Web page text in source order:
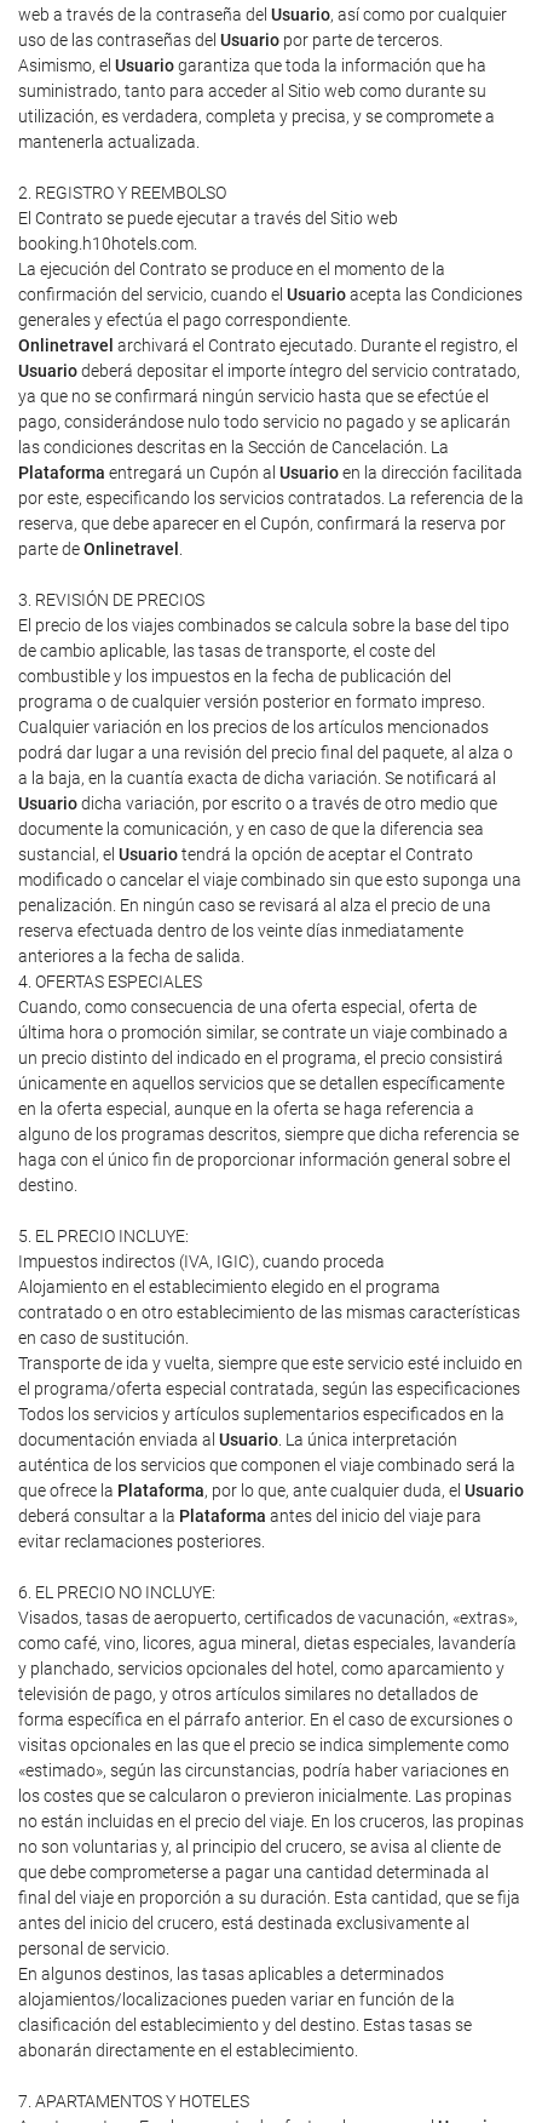
web a través de la contraseña del Usuario, así como por cualquier
uso de las contraseñas del Usuario por parte de terceros.
Asimismo, el Usuariogarantiza que toda la información que ha
suministrado, tanto para acceder al Sitio web como durante su
utilización, es verdadera, completa y precisa, y se compromete a
mantenerla actualizada.
2. REGISTRO Y REEMBOLSO
El Contrato se puede ejecutar a través del Sitio web
booking.h10hotels.com.
La ejecución del Contrato se produce en el momento de la
confirmación del servicio, cuando el Usuarioacepta las Condiciones
generales y efectúa el pago correspondiente.
Onlinetravel archivará el Contrato ejecutado. Durante el registro, el
Usuariodeberá depositar el importe íntegro del servicio contratado,
ya que no se confirmará ningún servicio hasta que se efectúe el
pago, considerándose nulo todo servicio no pagado y se aplicarán
las condiciones descritas en la Sección de Cancelación. La
Plataforma entregará un Cupón al Usuarioen la dirección facilitada
por este, especificando los servicios contratados. La referencia de la
reserva, que debe aparecer en el Cupón, confirmará la reserva por
parte deOnlinetravel
3. REVISIÓN DE PRECIOS
El precio de los viajes combinados se calcula sobre la base del tipo
de cambio aplicable, las tasas de transporte, el coste del
combustible y los impuestos en la fecha de publicación del
programa o de cualquier versión posterior en formato impreso.
Cualquier variación en los precios de los artículos mencionados
podrá dar lugar a una revisión del precio final del paquete, al alza o
a la baja, en la cuantía exacta de dicha variación. Se notificará al
Usuariodicha variación, por escrito o a través de otro medio que
documente la comunicación, y en caso de que la diferencia sea
sustancial, el Usuariotendrá la opción de aceptar el Contrato
modificado o cancelar el viaje combinado sin que esto suponga una
penalización. En ningún caso se revisará al alza el precio de una
reserva efectuada dentro de los veinte días inmediatamente
anteriores a la fecha de salida.
4. OFERTAS ESPECIALES
Cuando, como consecuencia de una oferta especial, oferta de
última hora o promoción similar, se contrate un viaje combinado a
un precio distinto del indicado en el programa, el precio consistirá
únicamente en aquellos servicios que se detallen específicamente
en la oferta especial, aunque en la oferta se haga referencia a
alguno de los programas descritos, siempre que dicha referencia se
haga con el único fin de proporcionar información general sobre el
destino.
5. EL PRECIO INCLUYE:
Impuestos indirectos (IVA, IGIC), cuando proceda
Alojamiento en el establecimiento elegido en el programa
contratado o en otro establecimiento de las mismas características
en caso de sustitución.
Transporte de ida y vuelta, siempre que este servicio esté incluido en
el programa/oferta especial contratada, según las especificaciones
Todos los servicios y artículos suplementarios especificados en la
documentación enviada al Usuario . La única interpretación
auténtica de los servicios que componen el viaje combinado será la
que ofrece la Plataforma, por lo que, ante cualquier duda, el Usuario
deberá consultar a la Plataforma antes del inicio del viaje para
evitar reclamaciones posteriores.
6. EL PRECIO NO INCLUYE:
Visados, tasas de aeropuerto, certificados de vacunación, «extras»,
como café, vino, licores, agua mineral, dietas especiales, lavandería
y planchado, servicios opcionales del hotel, como aparcamiento y
televisión de pago, y otros artículos similares no detallados de
forma específica en el párrafo anterior. En el caso de excursiones o
visitas opcionales en las que el precio se indica simplemente como
«estimado», según las circunstancias, podría haber variaciones en
los costes que se calcularon o previeron inicialmente. Las propinas
no están incluidas en el precio del viaje. En los cruceros, las propinas
no son voluntarias y, al principio del crucero, se avisa al cliente de
que debe comprometerse a pagar una cantidad determinada al
final del viaje en proporción a su duración. Esta cantidad, que se fija
antes del inicio del crucero, está destinada exclusivamente al
personal de servicio.
En algunos destinos, las tasas aplicables a determinados
alojamientos/localizaciones pueden variar en función de la
clasificación del establecimiento y del destino. Estas tasas se
abonarán directamente en el establecimiento.
7. APARTAMENTOS Y HOTELES